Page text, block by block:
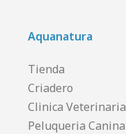
Aquanatura
Tienda
Criadero
Clinica Veterinaria
Peluqueria Canina